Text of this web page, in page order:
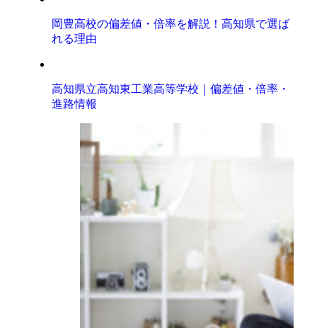
岡豊高校の偏差値・倍率を解説！高知県で選ば
れる理由
高知県立高知東工業高等学校｜偏差値・倍率・
進路情報